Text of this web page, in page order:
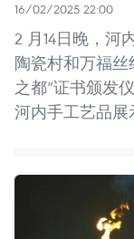
16/02/2025 22:00
2 月14日晚，河
陶瓷村和万福
之都”证书颁发
河内手工艺品展